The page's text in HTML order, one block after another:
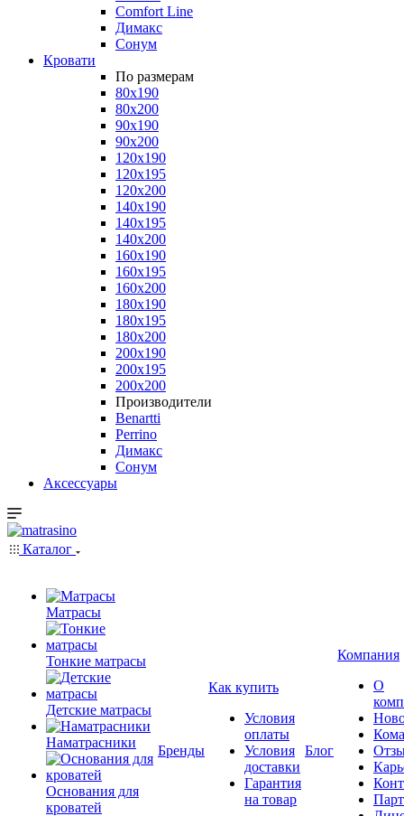
Comfort Line
Димакс
Сонум
Кровати
По размерам
80x190
80x200
90x190
90x200
120x190
120x195
120x200
140x190
140x195
140x200
160x190
160x195
160x200
180x190
180x195
180x200
200x190
200x195
200x200
Производители
Benartti
Perrino
Димакс
Сонум
Аксессуары
Каталог
Матрасы
Тонкие матрасы
Детские матрасы
Наматрасники
Основания для
кроватей
Бренды
Как купить
Условия
оплаты
Условия
доставки
Гарантия
на товар
Блог
Компания
О